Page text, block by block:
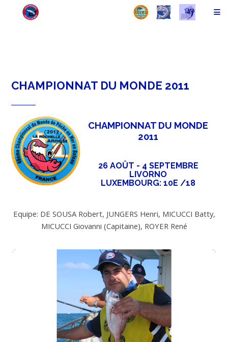
CHAMPIONNAT DU MONDE 2011
CHAMPIONNAT DU MONDE
2011
26 AOÛT - 4 SEPTEMBRE
LIVORNO
LUXEMBOURG: 10E /18
Equipe: DE SOUSA Robert, JUNGERS Henri, MICUCCI Batty,
MICUCCI Giovanni (Capitaine), ROYER René